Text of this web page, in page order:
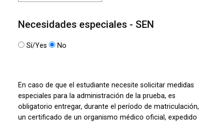
Necesidades especiales - SEN
Sí/Yes No
En caso de que el estudiante necesite solicitar medidas
especiales para la administración de la prueba, es
obligatorio entregar, durante el período de matriculación,
un certificado de un organismo médico oficial, expedido